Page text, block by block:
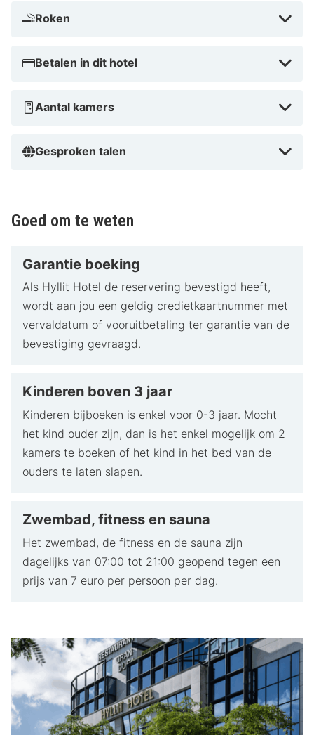
Roken
Betalen in dit hotel
Aantal kamers
Gesproken talen
Goed om te weten
Garantie boeking
Als Hyllit Hotel de reservering bevestigd heeft,
wordt aan jou een geldig credietkaartnummer met
vervaldatum of vooruitbetaling ter garantie van de
bevestiging gevraagd.
Kinderen boven 3 jaar
Kinderen bijboeken is enkel voor 0-3 jaar. Mocht
het kind ouder zijn, dan is het enkel mogelijk om 2
kamers te boeken of het kind in het bed van de
ouders te laten slapen.
Zwembad, fitness en sauna
Het zwembad, de fitness en de sauna zijn
dagelijks van 07:00 tot 21:00 geopend tegen een
prijs van 7 euro per persoon per dag.